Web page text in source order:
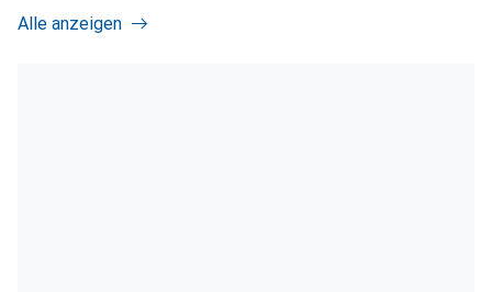
Alle anzeigen